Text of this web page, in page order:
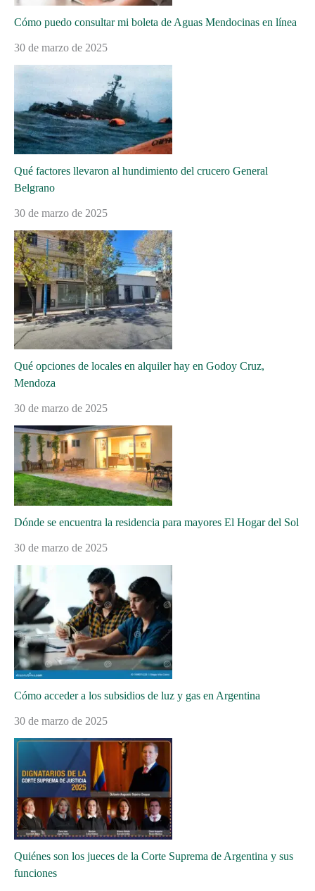
Cómo puedo consultar mi boleta de Aguas Mendocinas en línea
30 de marzo de 2025
Qué factores llevaron al hundimiento del crucero General
Belgrano
30 de marzo de 2025
Qué opciones de locales en alquiler hay en Godoy Cruz,
Mendoza
30 de marzo de 2025
Dónde se encuentra la residencia para mayores El Hogar del Sol
30 de marzo de 2025
Cómo acceder a los subsidios de luz y gas en Argentina
30 de marzo de 2025
Quiénes son los jueces de la Corte Suprema de Argentina y sus
funciones